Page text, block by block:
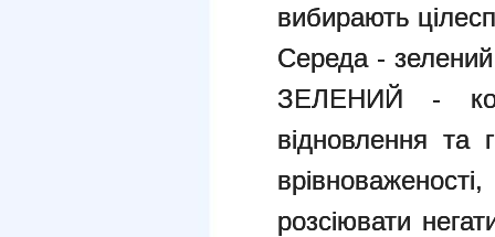
вибирають
Середа -
ЗЕЛЕНИЙ -
відновлення та
розсіювати